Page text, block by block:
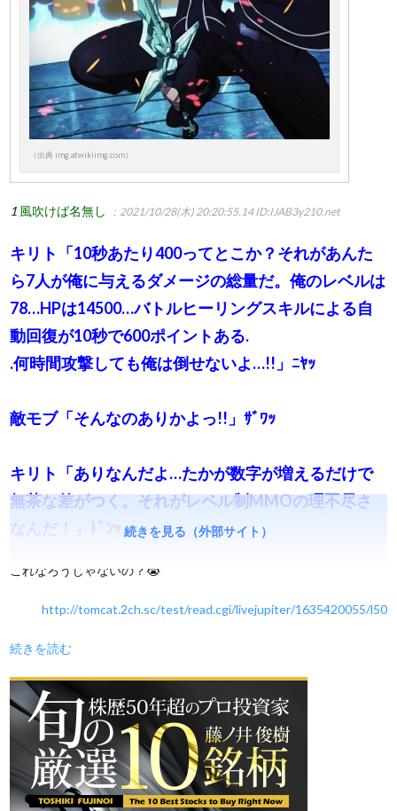
（出典 img.atwikiimg.com）
1 風吹けば名無し ：2021/10/28(木) 20:20:55.14ID:IJAB3y210.net
キリト「10秒あたり400ってとこか？それがあんた
ら7人が俺に与えるダメージの総量だ。俺のレベルは
78…HPは14500…バトルヒーリングスキルによる自
動回復が10秒で600ポイントある.
.何時間攻撃しても俺は倒せないよ…!!」ﾆﾔｯ
敵モブ「そんなのありかよっ!!」ｻﾞﾜｯ
キリト「ありなんだよ…たかが数字が増えるだけで
無茶な差がつく。それがレベル制MMOの理不尽さ
なんだ！」ﾄﾞﾝｯ
これなろうじゃないの？😭
http://tomcat.2ch.sc/test/read.cgi/livejupiter/1635420055/l50
続きを読む
続きを見る（外部サイト）